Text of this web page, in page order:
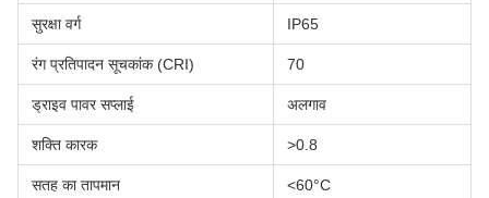
सुरक्षा वर्ग IP65
रंग प्रतिपादन सूचकांक (CRI) 70
ड्राइव पावर सप्लाई अलगाव
शक्ति कारक >0.8
सतह का तापमान <60°C